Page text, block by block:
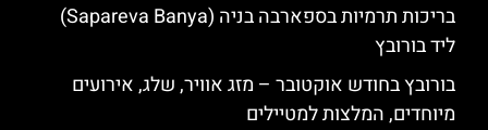
בריכות תרמיות בספארבה בניה (Sapareva Banya)
ליד בורובץ
בורובץ בחודש אוקטובר – מזג אוויר, שלג, אירועים
מיוחדים, המלצות למטיילים